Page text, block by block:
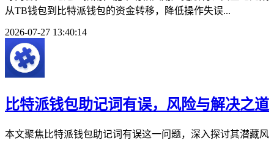
从TB钱包到比特派钱包的资金转移，降低操作失误...
2026-07-27 13:40:14
比特派钱包助记词有误，风险与解决之道
本文聚焦比特派钱包助记词有误这一问题，深入探讨其潜藏风